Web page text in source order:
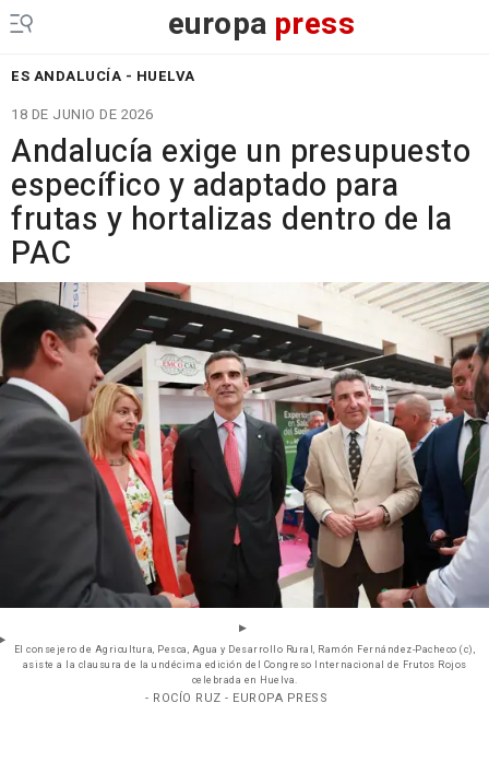
europa press
ES ANDALUCÍA - HUELVA
18 DE JUNIO DE 2026
Andalucía exige un presupuesto
específico y adaptado para
frutas y hortalizas dentro de la
PAC
El consejero de Agricultura, Pesca, Agua y Desarrollo Rural, Ramón Fernández-Pacheco (c),
asiste a la clausura de la undécima edición del Congreso Internacional de Frutos Rojos
celebrada en Huelva.
- ROCÍO RUZ - EUROPA PRESS